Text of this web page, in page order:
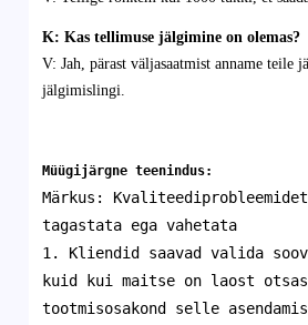
K: Kas tellimuse jälgimine on olemas?
V: Jah, pärast väljasaatmist anname teile
jälgimislingi.
Müügijärgne teenindus:
Märkus:
tagastata ega vahetata
1. Kliendid saavad valida
kuid kui maitse on laost
tootmisosakond selle